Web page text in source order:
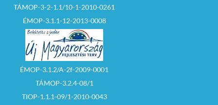
TÁMOP-3-2-1.1/10-1-2010-0261
ÉMOP-3.1.1-12-2013-0008
ÉMOP-3.1.2/A-2f-2009-0001
TÁMOP-3.2.4-08/1
TIOP-1.1.1-09/1-2010-0043